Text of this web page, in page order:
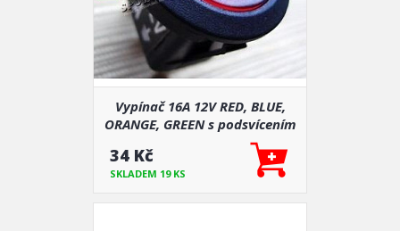
Vypínač 16A 12V RED, BLUE,
ORANGE, GREEN s podsvícením
34 Kč
SKLADEM 19 KS